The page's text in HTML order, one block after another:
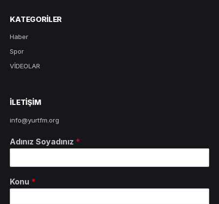
KATEGORILER
Haber
Spor
VİDEOLAR
ILETIŞIM
info@yurtfm.org
Adınız Soyadınız *
Konu *